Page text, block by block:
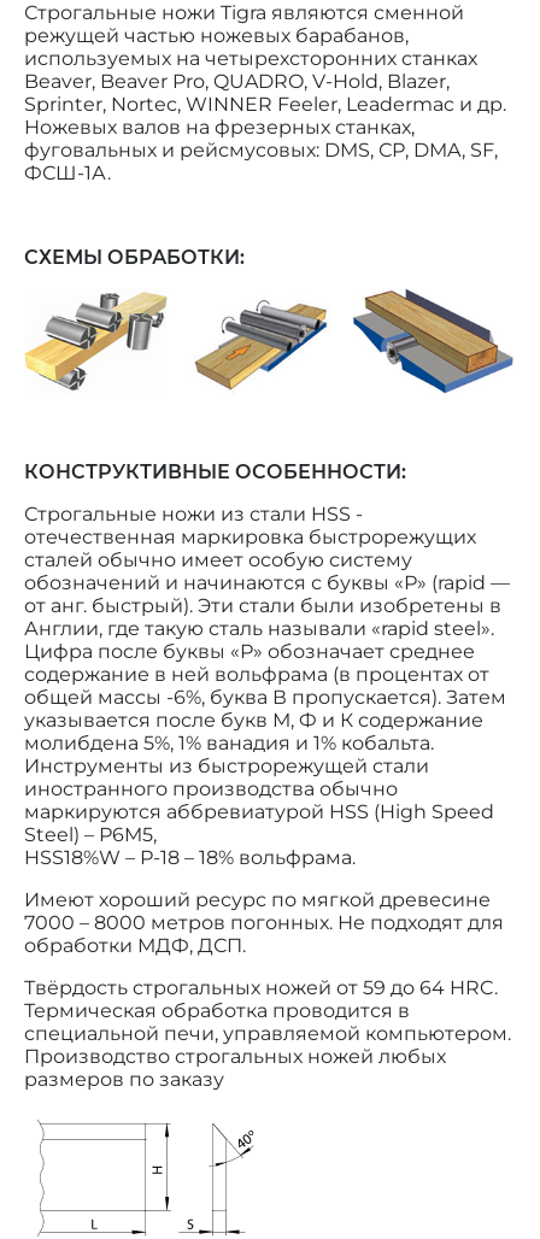
Строгальные ножи Tigra являются сменной
режущей частью ножевых барабанов,
используемых на четырехсторонних станках
Beaver, Beaver Pro, QUADRO, V-Hold, Blazer,
Sprinter, Nortec, WINNER Feeler, Leadermac и др.
Ножевых валов на фрезерных станках,
фуговальных и рейсмусовых: DMS, СР, DMA, SF,
ФСШ-1А.
СХЕМЫ ОБРАБОТКИ:
КОНСТРУКТИВНЫЕ ОСОБЕННОСТИ:
Строгальные ножи из стали HSS -
отечественная маркировка быстрорежущих
сталей обычно имеет особую систему
обозначений и начинаются с буквы «Р» (rapid —
от анг. быстрый). Эти стали были изобретены в
Англии, где такую сталь называли «rapid steel».
Цифра после буквы «Р» обозначает среднее
содержание в ней вольфрама (в процентах от
общей массы -6%, буква В пропускается). Затем
указывается после букв М, Ф и К содержание
молибдена 5%, 1% ванадия и 1% кобальта.
Инструменты из быстрорежущей стали
иностранного производства обычно
маркируются аббревиатурой HSS (High Speed
Steel) – Р6M5,
HSS18%W – Р-18 – 18% вольфрама.
Имеют хороший ресурс по мягкой древесине
7000 – 8000 метров погонных. Не подходят для
обработки МДФ, ДСП.
Твёрдость строгальных ножей от 59 до 64 HRC.
Термическая обработка проводится в
специальной печи, управляемой компьютером.
Производство строгальных ножей любых
размеров по заказу